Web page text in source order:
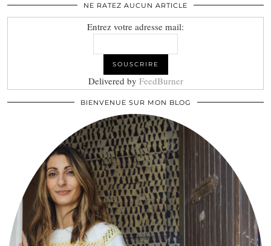
NE RATEZ AUCUN ARTICLE
Entrez votre adresse mail:
Delivered by FeedBurner
BIENVENUE SUR MON BLOG